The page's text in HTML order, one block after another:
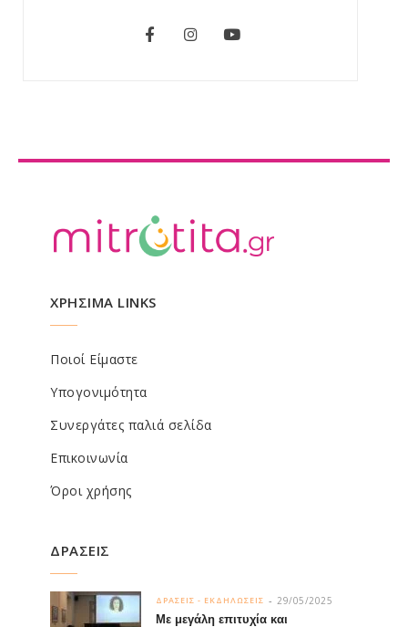
ΧΡΗΣΙΜΑ LINKS
Ποιοί Είμαστε
Υπογονιμότητα
Συνεργάτες παλιά σελίδα
Επικοινωνία
Όροι χρήσης
ΔΡΑΣΕΙΣ
Με μεγάλη επιτυχία και
ΔΡΑΣΕΙΣ - ΕΚΔΗΛΩΣΕΙΣ 29/05/2025